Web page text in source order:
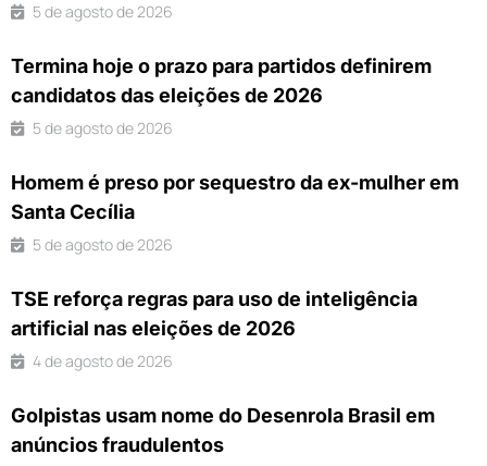
5 de agosto de 2026
Termina hoje o prazo para partidos definirem
candidatos das eleições de 2026
5 de agosto de 2026
Homem é preso por sequestro da ex-mulher em
Santa Cecília
5 de agosto de 2026
TSE reforça regras para uso de inteligência
artificial nas eleições de 2026
4 de agosto de 2026
Golpistas usam nome do Desenrola Brasil em
anúncios fraudulentos